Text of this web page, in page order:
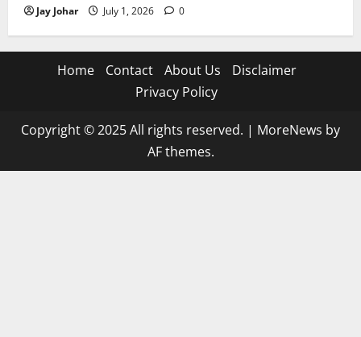
Jay Johar July 1, 2026 0
Home Contact About Us
Disclaimer
Privacy Policy
Copyright © 2025 All rights reserved. | MoreNews by
AF themes.